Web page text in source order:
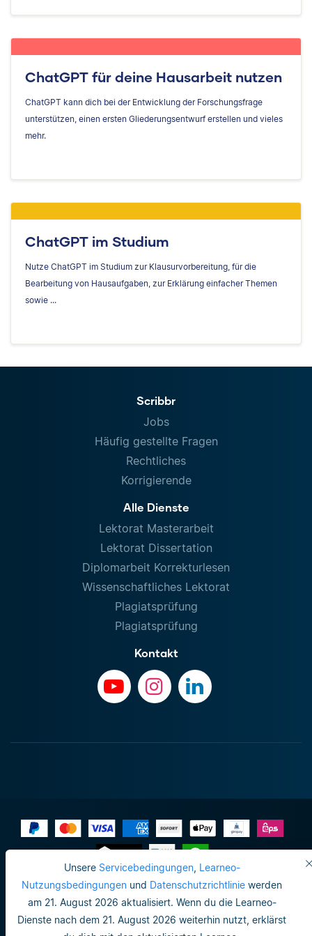
Unsere Servicebedingungen, Learneo-
Nutzungsbedingungen und Datenschutzrichtlinie werden
am 21. August 2026 aktualisiert. Wenn du die Learneo-
Dienste nach dem 21. August 2026 weiterhin nutzt, erklärst
ChatGPT für deine Hausarbeit nutzen
ChatGPT kann dich bei der Entwicklung der Forschungsfrage
unterstützen, einen ersten Gliederungsentwurf erstellen und vieles
mehr.
ChatGPT im Studium
Nutze ChatGPT im Studium zur Klausurvorbereitung, für die
Bearbeitung von Hausaufgaben, zur Erklärung einfacher Themen
sowie ...
Scribbr
Jobs
Häufig gestellte Fragen
Rechtliches
Korrigierende
Alle Dienste
Lektorat Masterarbeit
Lektorat Dissertation
Diplomarbeit Korrekturlesen
Wissenschaftliches Lektorat
Plagiatsprüfung
Plagiatsprüfung
Kontakt
Impressum
Datenschutzrichtlinie